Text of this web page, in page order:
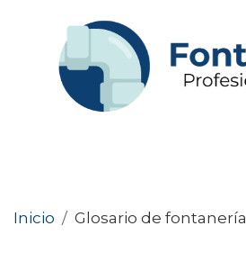
Inicio / Glosario de fontanería